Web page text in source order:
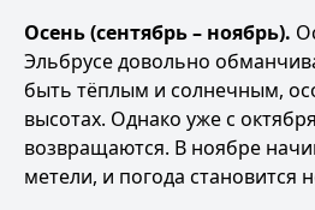
Осень (сентябрь – ноябрь).
Эльбрусе довольно
быть тёплым и солнечным,
высотах. Однако уже с
возвращаются. В ноябре
метели, и погода становится